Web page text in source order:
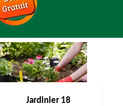
Jardinier 18